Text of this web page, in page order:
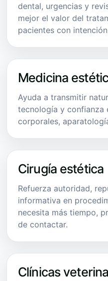
dental, urgencias y
mejor el valor del
pacientes con
Medicina
Ayuda a transmitir
tecnología y confianza
corporales,
Cirugía estética
Refuerza autoridad,
informativa en
necesita más tiempo,
de contactar.
Clínicas